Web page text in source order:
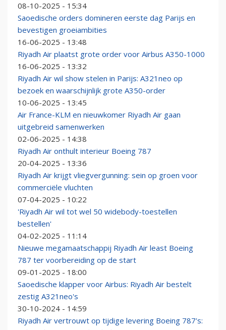
08-10-2025 - 15:34
Saoedische orders domineren eerste dag Parijs en
bevestigen groeiambities
16-06-2025 - 13:48
Riyadh Air plaatst grote order voor Airbus A350-1000
16-06-2025 - 13:32
Riyadh Air wil show stelen in Parijs: A321neo op
bezoek en waarschijnlijk grote A350-order
10-06-2025 - 13:45
Air France-KLM en nieuwkomer Riyadh Air gaan
uitgebreid samenwerken
02-06-2025 - 14:38
Riyadh Air onthult interieur Boeing 787
20-04-2025 - 13:36
Riyadh Air krijgt vliegvergunning: sein op groen voor
commerciële vluchten
07-04-2025 - 10:22
'Riyadh Air wil tot wel 50 widebody-toestellen
bestellen'
04-02-2025 - 11:14
Nieuwe megamaatschappij Riyadh Air least Boeing
787 ter voorbereiding op de start
09-01-2025 - 18:00
Saoedische klapper voor Airbus: Riyadh Air bestelt
zestig A321neo's
30-10-2024 - 14:59
Riyadh Air vertrouwt op tijdige levering Boeing 787’s: